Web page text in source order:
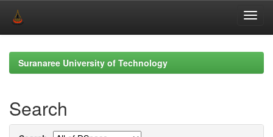
navigationSuranaree University of Technology
Search